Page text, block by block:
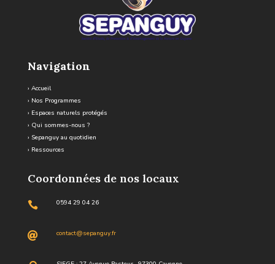
Navigation
› Accueil
› Nos Programmes
› Espaces naturels protégés
› Qui sommes-nous ?
› Sepanguy au quotidien
› Ressources
Coordonnées de nos locaux
 0594 29 04 26
 contact@sepanguy.fr